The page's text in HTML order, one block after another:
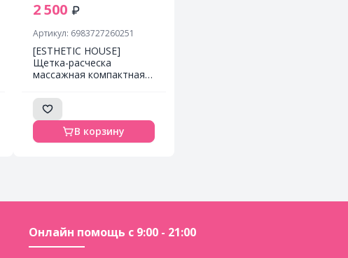
2 500
Артикул: 6983727260251
[ESTHETIC HOUSE]
Щетка-расческа
массажная компактная
CP-1 Aquaxyl Complex, 1
шт.
В корзину
Онлайн помощь с 9:00 - 21:00